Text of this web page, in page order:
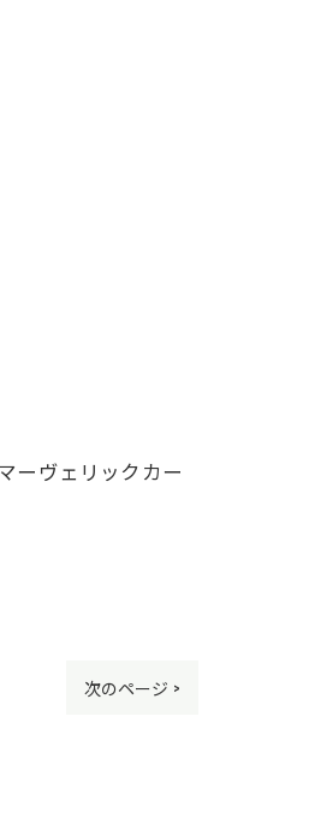
ーヴェリックカー
次のページ >